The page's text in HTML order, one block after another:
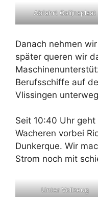
Abfahrt Colijnsplaat
Danach nehmen
später queren wir
Berufsschiffe auf
Vlissingen
Seit 10:40 Uhr
Wacheren vorbei
Dunkerque. Wir
Strom noch mit
Unter Vollzeug